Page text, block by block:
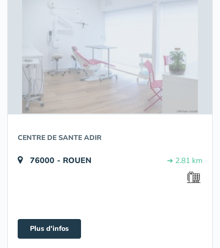
CENTRE DE SANTE ADIR
76000 - ROUEN ➔ 2.81 km
Plus d'infos